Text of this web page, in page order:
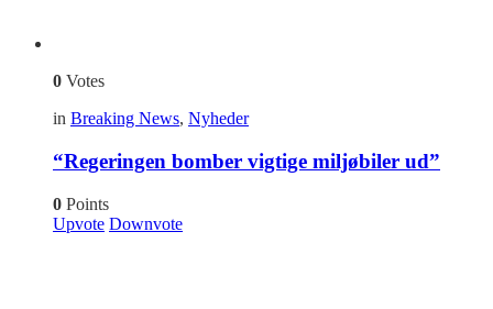
0 Votes
in Breaking News, Nyheder
“Regeringen bomber vigtige miljøbiler ud”
0 Points
Upvote Downvote